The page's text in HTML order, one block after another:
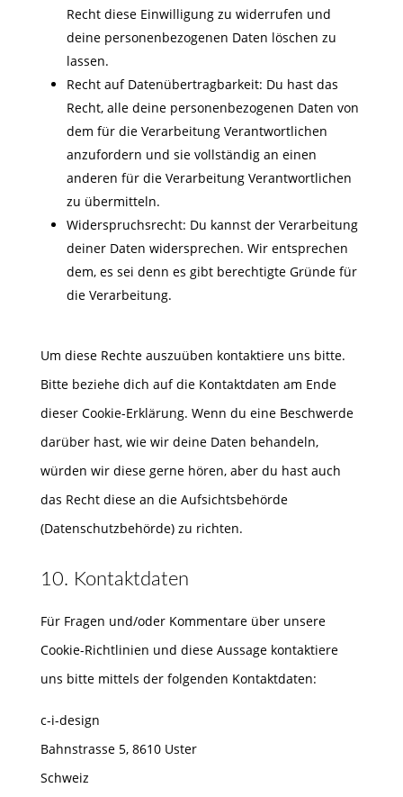
Recht diese Einwilligung zu widerrufen und
deine personenbezogenen Daten löschen zu
lassen.
Recht auf Datenübertragbarkeit: Du hast das
Recht, alle deine personenbezogenen Daten von
dem für die Verarbeitung Verantwortlichen
anzufordern und sie vollständig an einen
anderen für die Verarbeitung Verantwortlichen
zu übermitteln.
Widerspruchsrecht: Du kannst der Verarbeitung
deiner Daten widersprechen. Wir entsprechen
dem, es sei denn es gibt berechtigte Gründe für
die Verarbeitung.
Um diese Rechte auszuüben kontaktiere uns bitte.
Bitte beziehe dich auf die Kontaktdaten am Ende
dieser Cookie-Erklärung. Wenn du eine Beschwerde
darüber hast, wie wir deine Daten behandeln,
würden wir diese gerne hören, aber du hast auch
das Recht diese an die Aufsichtsbehörde
(Datenschutzbehörde) zu richten.
10. Kontaktdaten
Für Fragen und/oder Kommentare über unsere
Cookie-Richtlinien und diese Aussage kontaktiere
uns bitte mittels der folgenden Kontaktdaten:
c-i-design
Bahnstrasse 5, 8610 Uster
Schweiz